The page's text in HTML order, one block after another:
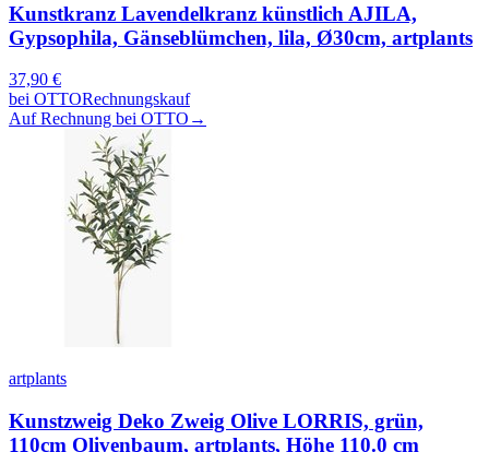
Kunstkranz Lavendelkranz künstlich AJILA,
Gypsophila, Gänseblümchen, lila, Ø30cm, artplants
37,90 €
bei OTTORechnungskauf
Auf Rechnung bei OTTO →
artplants
Kunstzweig Deko Zweig Olive LORRIS, grün,
110cm Olivenbaum, artplants, Höhe 110.0 cm